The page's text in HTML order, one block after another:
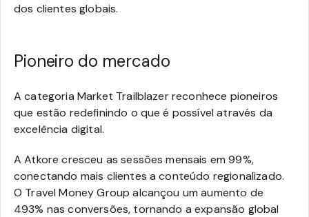
dos clientes globais.
Pioneiro do mercado
A categoria Market Trailblazer reconhece pioneiros
que estão redefinindo o que é possível através da
excelência digital.
A Atkore cresceu as sessões mensais em 99%,
conectando mais clientes a conteúdo regionalizado.
O Travel Money Group alcançou um aumento de
493% nas conversões, tornando a expansão global